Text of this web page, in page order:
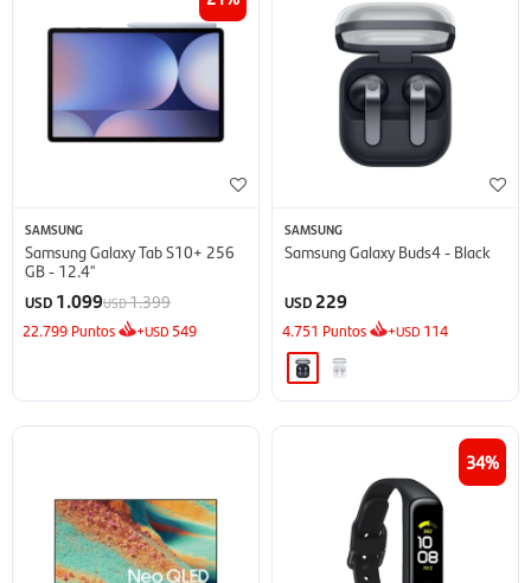
SAMSUNG
Samsung Galaxy Tab S10+ 256
GB - 12.4''
USD 1.099USD1.399
22.799 Puntos +USD 549
SAMSUNG
Samsung Galaxy Buds4 - Black
USD 229
4.751 Puntos +USD 114
34